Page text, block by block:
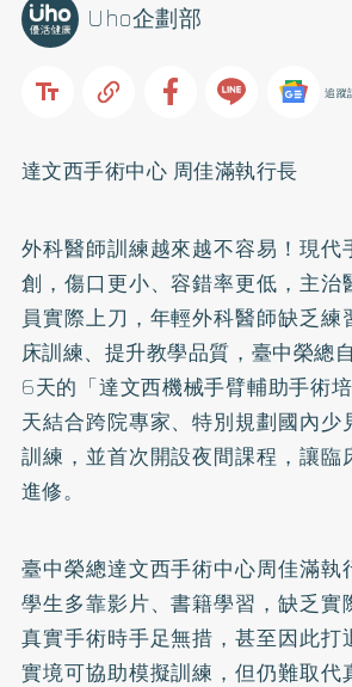
Uho企劃部
追蹤
達文西手術中心 周佳滿執行長
外科醫師訓練越來越不容易！現代
創，傷口更小、容錯率更低，主治
員實際上刀，年輕外科醫師缺乏練
床訓練、提升教學品質，臺中榮總
6天的「達文西機械手臂輔助手術
天結合跨院專家、特別規劃國內少
訓練，並首次開設夜間課程，讓臨
進修。
臺中榮總達文西手術中心周佳滿執
學生多靠影片、書籍學習，缺乏實
真實手術時手足無措，甚至因此打
實境可協助模擬訓練，但仍難取代